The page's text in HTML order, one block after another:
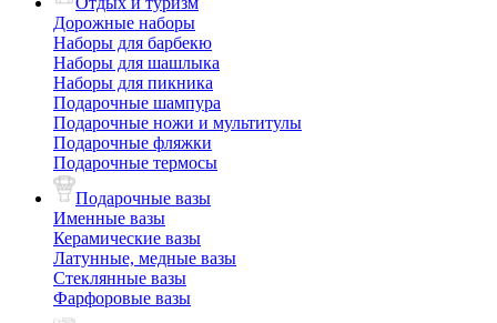
Дорожные наборы
Наборы для барбекю
Наборы для шашлыка
Наборы для пикника
Подарочные шампура
Подарочные ножи и мультитулы
Подарочные фляжки
Подарочные термосы
Подарочные вазы
Именные вазы
Керамические вазы
Латунные, медные вазы
Стеклянные вазы
Фарфоровые вазы